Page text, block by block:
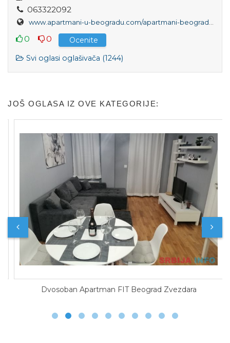
063322092
www.apartmani-u-beogradu.com/apartmani-beograd/dvosoban-apartman-royal-waterfront-9-beograd-na-vodi
0 0
Ocenite
Svi oglasi oglašivača (1244)
JOŠ OGLASA IZ OVE KATEGORIJE:
Dvosoban Apartman FIT Beograd Zvezdara